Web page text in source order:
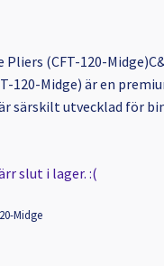
Pliers (CFT-120-
120-Midge) är en
särskilt utvecklad för
slut i lager. :(
Midge